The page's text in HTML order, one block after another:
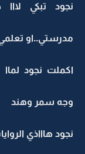
نجود تبكي لااا
مدرستي..او
اكملت نجود
وجه سمر وهند
نجود هاااذي